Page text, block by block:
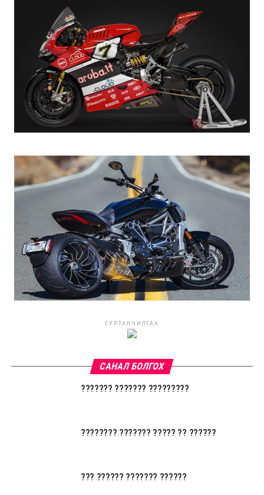
СУРТАЛЧИЛГАА
САНАЛ БОЛГОХ
??????? ??????? ?????????
???????? ??????? ????? ?? ??????
??? ?????? ??????? ??????